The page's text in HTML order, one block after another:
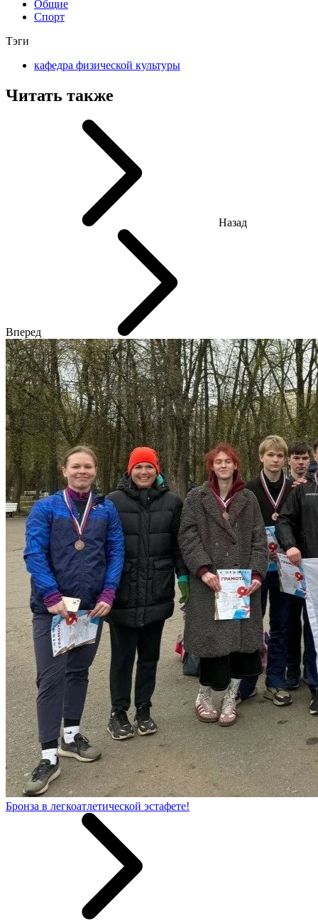
Общие
Спорт
Тэги
кафедра физической культуры
Читать также
Назад
Вперед
Бронза в легкоатлетической эстафете!